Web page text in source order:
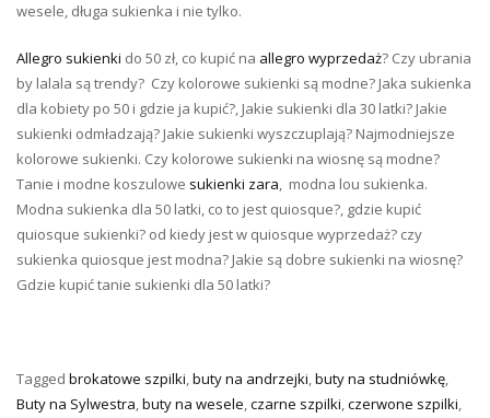
wesele, długa sukienka i nie tylko.
Allegro sukienki do 50 zł, co kupić na allegro wyprzedaż? Czy ubrania
by lalala są trendy? Czy kolorowe sukienki są modne? Jaka sukienka
dla kobiety po 50 i gdzie ja kupić?, Jakie sukienki dla 30 latki? Jakie
sukienki odmładzają? Jakie sukienki wyszczuplają? Najmodniejsze
kolorowe sukienki. Czy kolorowe sukienki na wiosnę są modne?
Tanie i modne koszulowe sukienki zara, modna lou sukienka.
Modna sukienka dla 50 latki, co to jest quiosque?, gdzie kupić
quiosque sukienki? od kiedy jest w quiosque wyprzedaż? czy
sukienka quiosque jest modna? Jakie są dobre sukienki na wiosnę?
Gdzie kupić tanie sukienki dla 50 latki?
Tagged brokatowe szpilki,buty na andrzejki,buty na studniówkę,
Buty na Sylwestra,buty na wesele,czarne szpilki,czerwone szpilki,